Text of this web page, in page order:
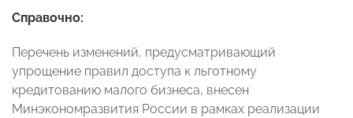
Справочно:
Перечень изменений, предусматривающий
упрощение правил доступа к льготному
кредитованию малого бизнеса, внесен
Минэкономразвития России в рамках реализации